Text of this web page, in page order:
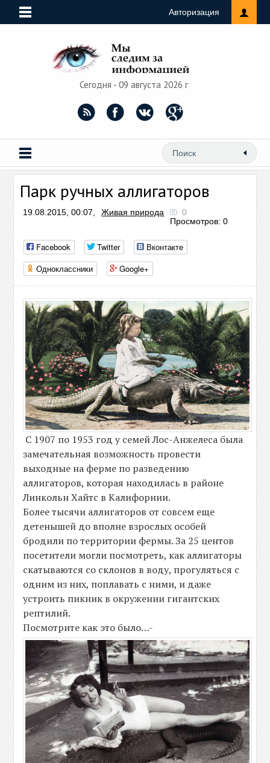
Авторизация
Сегодня - 09 августа 2026 г
Парк ручных аллигаторов
19.08.2015, 00:07, Живая природа
0
Просмотров: 0
Facebook Twitter
Вконтакте
Одноклассники
Google+
С 1907 по 1953 год у семей Лос-Анжелеса была
замечательная возможность провести
выходные на ферме по разведению
аллигаторов, которая находилась в районе
Линкольн Хайтс в Калифорнии.
Более тысячи аллигаторов от совсем еще
детенышей до вполне взрослых особей
бродили по территории фермы. За 25 центов
посетители могли посмотреть, как аллигаторы
скатываются со склонов в воду, прогуляться с
одним из них, поплавать с ними, и даже
устроить пикник в окружении гигантских
рептилий.
Посмотрите как это было…-